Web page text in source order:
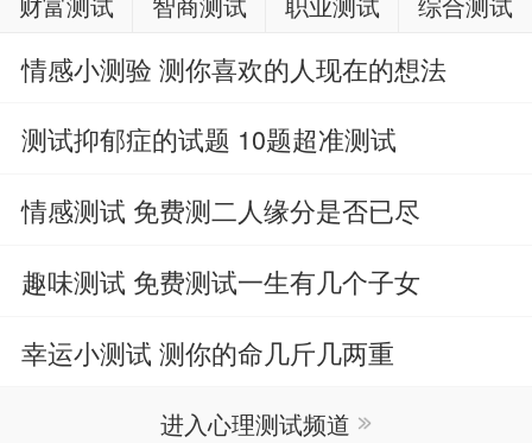
情感小测验 测你喜欢的人现在的想法
测试抑郁症的试题 10题超准测试
情感测试 免费测二人缘分是否已尽
趣味测试 免费测试一生有几个子女
幸运小测试 测你的命几斤几两重
进入心理测试频道